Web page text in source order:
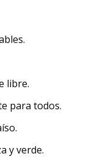
libre.
para todos.
y verde.